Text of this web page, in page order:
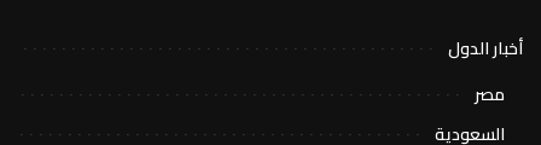
أخبار الدول
مصر
السعودية